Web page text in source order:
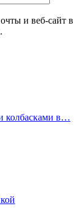
и веб-сайт в
колбасками в…